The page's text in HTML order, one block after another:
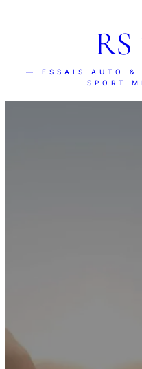
— ESSAIS AUTO &
SPORT